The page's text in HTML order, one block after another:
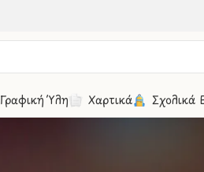
Γραφική Ύλη Χαρτικά Σχολικά